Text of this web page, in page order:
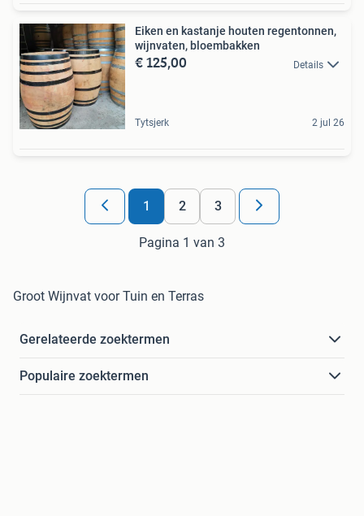
Eiken en kastanje houten regentonnen,
wijnvaten, bloembakken
€ 125,00 Details
Tytsjerk 2 jul 26
1 2 3
Pagina 1 van 3
Groot Wijnvat voor Tuin en Terras
Gerelateerde zoektermen
Populaire zoektermen